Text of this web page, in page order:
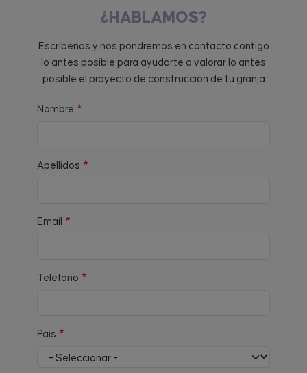
¿HABLAMOS?
Escríbenos y nos pondremos en contacto contigo
lo antes posible para ayudarte a valorar lo antes
posible el proyecto de construcción de tu granja
Nombre
Apellidos
Email
Teléfono
País